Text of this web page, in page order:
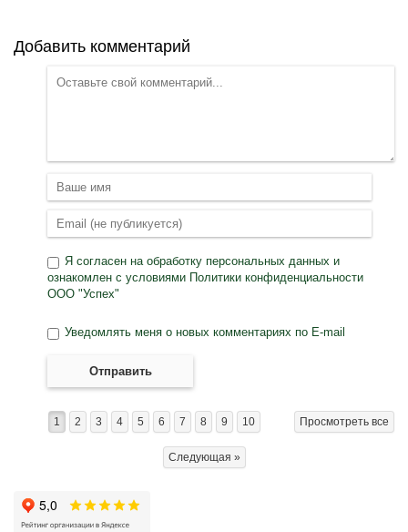
Добавить комментарий
Я согласен наобработку персональных данных и
ознакомлен с условиями Политики конфиденциальности
ООО "Успех"
Уведомлять меня о новых комментариях по E-mail
Отправить
Просмотреть все
1 2 3 4 5 6 7 8 9 10
Следующая »